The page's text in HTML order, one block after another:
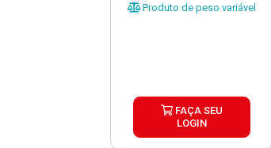
Produto de peso variável
FAÇA SEU
LOGIN